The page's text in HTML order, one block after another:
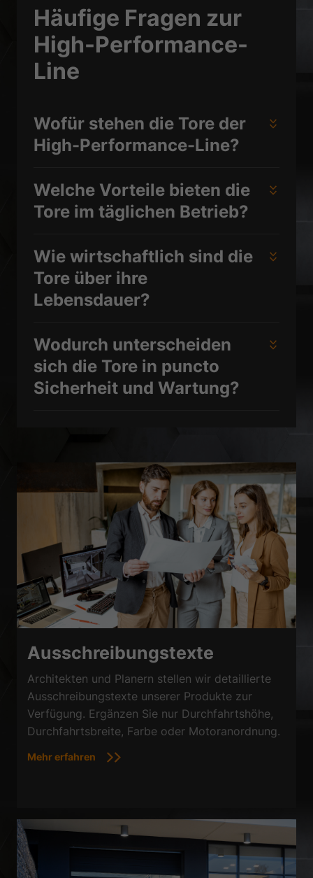
Häufige Fragen zur
High-Performance-
Line
Wofür stehen die Tore der
High-Performance-Line?
Welche Vorteile bieten die
Tore im täglichen Betrieb?
Wie wirtschaftlich sind die
Tore über ihre
Lebensdauer?
Wodurch unterscheiden
sich die Tore in puncto
Sicherheit und Wartung?
Ausschreibungstexte
Architekten und Planern stellen wir detaillierte
Ausschreibungstexte unserer Produkte zur
Verfügung. Ergänzen Sie nur Durchfahrtshöhe,
Durchfahrtsbreite, Farbe oder Motoranordnung.
Mehr erfahren